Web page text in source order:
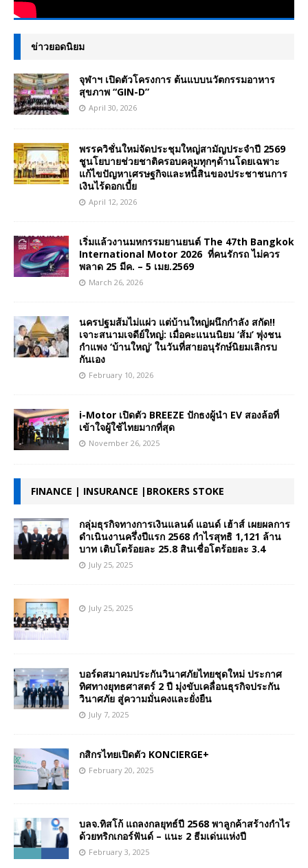
ข่าวยอดนิยม
จุฬาฯ เปิดตัวโครงการ ต้นแบบนวัตกรรมอาหาร
สุขภาพ “GIN-D”
April 30, 2026
พรรควิชั่นใหม่จัดประชุมใหญ่สามัญประจำปี 2569
ชูนโยบายช่วยชาติครอบคลุมทุกๆด้านโดยเฉพาะ
แก้ไขปัญหาเศรษฐกิจและหนี้สินของประชาชนการ
เงินไร้ดอกเบี้ย
April 12, 2026
เริ่มแล้วงานมหกรรมยานยนต์ The 47th Bangkok
International Motor 2026 ที่คนรักรถ ไม่ควร
พลาด 25 มีค. – 5 เมย.2569
March 26, 2026
นครปฐมส้มไม่แผ่ว แต่บ้านใหญ่ผนึกกำลัง สกัด!!
เจาะสนามเจดีย์ใหญ่: เมื่อคะแนนนิยม ‘ส้ม’ พุ่งชน
กำแพง ‘บ้านใหญ่’ ในวันที่สายอนุรักษ์นิยมเลิกรบ
กันเอง
February 10, 2026
i-Motor เปิดตัว BREEZE ปักธงผู้นำ EV สองล้อที่
เข้าใจผู้ใช้ไทยมากที่สุด
November 26, 2025
FINANCE | INSURANCE |BROKERS STOKE
กลุ่มธุรกิจทางการเงินแลนด์ แอนด์ เฮ้าส์ เผยผลการ
ดำเนินงานครึ่งปีแรก 2568 กำไรสุทธิ 1,121 ล้าน
บาท เติบโตร้อยละ 25.8 สินเชื่อโตร้อยละ 3.4
July 25, 2025
July 25, 2025
บอร์ดสมาคมประกันวินาศภัยไทยชุดใหม่ ประกาศ
ทิศทางยุทธศาสตร์ 2 ปี มุ่งขับเคลื่อนธุรกิจประกัน
วินาศภัย สู่ความมั่นคงและยั่งยืน
July 7, 2025
กสิกรไทยเปิดตัว KONCIERGE+
February 20, 2025
บลจ.ทิสโก้ แถลงกลยุทธ์ปี 2568 พาลูกค้าสร้างกำไร
ด้วยทริกเกอร์ฟันด์ – แนะ 2 ธีมเด่นแห่งปี
February 3, 2025